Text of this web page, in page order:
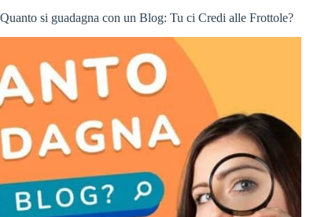
Quanto si guadagna con un Blog: Tu ci Credi alle Frottole?